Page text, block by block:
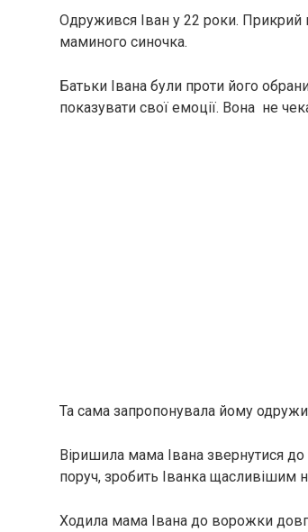
Одружився Іван у 22 роки.
маминого синочка.
Батьки Івана були проти його
показувати свої емоції. Вона не
Та сама запропонувала йому
Віришила мама Івана звернутися
поруч, зробить Іванка щасливішим
Ходила мама Івана до ворожки